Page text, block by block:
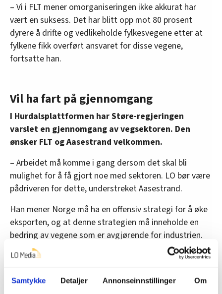
Samtykke Detaljer Annonseinnstillinger Om
– Vi i FLT mener omorganiseringen ikke akkurat har
vært en suksess. Det har blitt opp mot 80 prosent
dyrere å drifte og vedlikeholde fylkesvegene etter at
fylkene fikk overført ansvaret for disse vegene,
fortsatte han.
Vil ha fart på gjennomgang
I Hurdalsplattformen har Støre-regjeringen
varslet en gjennomgang av vegsektoren. Den
ønsker FLT og Aasestrand velkommen.
– Arbeidet må komme i gang dersom det skal bli
mulighet for å få gjort noe med sektoren. LO bør være
pådriveren for dette, understreket Aasestrand.
Han mener Norge må ha en offensiv strategi for å øke
eksporten, og at denne strategien må inneholde en
bedring av vegene som er avgjørende for industrien.
Denne artikkelen erover fire år gammel.